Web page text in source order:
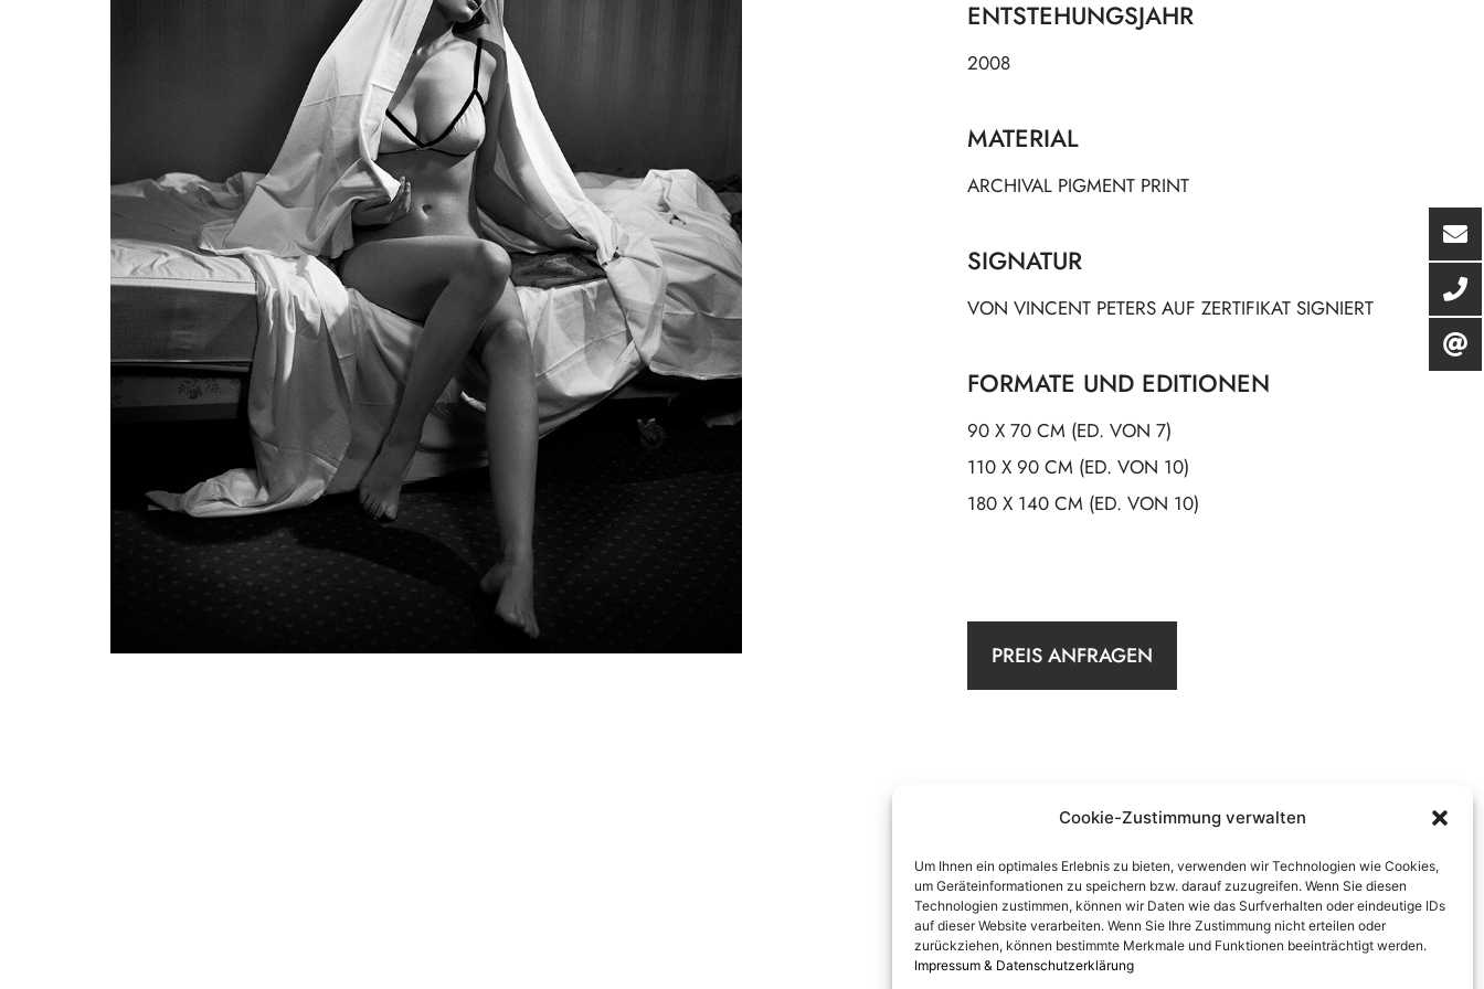
Cookie-Zustimmung verwalten
Um Ihnen ein optimales Erlebnis zu bieten, verwenden wir Technologien wie Cookies,
um Geräteinformationen zu speichern bzw. darauf zuzugreifen. Wenn Sie diesen
Technologien zustimmen, können wir Daten wie das Surfverhalten oder eindeutige IDs
auf dieser Website verarbeiten. Wenn Sie Ihre Zustimmung nicht erteilen oder
zurückziehen, können bestimmte Merkmale und Funktionen beeinträchtigt werden.
Impressum & Datenschutzerklärung
ENTSTEHUNGSJAHR
2008
MATERIAL
ARCHIVAL PIGMENT PRINT
SIGNATUR
VON VINCENT PETERS AUF ZERTIFIKAT SIGNIERT
FORMATE UND EDITIONEN
90 X 70 CM (ED. VON 7)
110 X 90 CM (ED. VON 10)
180 X 140 CM (ED. VON 10)
PREIS ANFRAGEN